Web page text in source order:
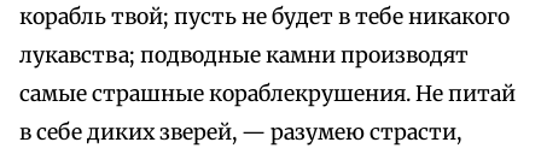
корабль твой; пусть не будет в тебе никакого
лукавства; подводные камни производят
самые страшные кораблекрушения. Не питай
в себе диких зверей, — разумею страсти,